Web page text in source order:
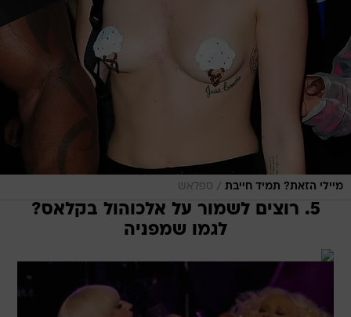
מיילי הזאת? תמיד חייבת / ספלאש
5. רוצים לשמור על אלכוהול בקלאס?
לגמו שמפניה